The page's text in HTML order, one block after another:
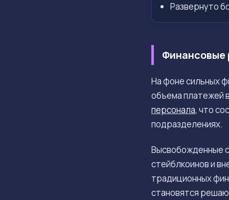
Развернуто
Финансовые
На фоне сильных
объема платежей
персонала, что
подразделениях.
Высвобожденные
стейблкоинов и
традиционных
становятся